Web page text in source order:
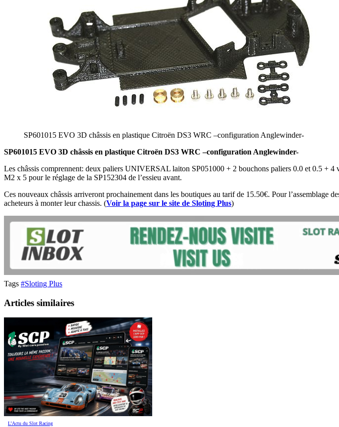
SP601015 EVO 3D châssis en plastique Citroën DS3 WRC –configuration Anglewinder-
SP601015 EVO 3D châssis en plastique Citroën DS3 WRC –configuration Anglewinder-
Les châssis comprennent: deux paliers UNIVERSAL laiton SP051000 + 2 bouchons paliers 0.0 et 0.5 +
M2 x 5 pour le réglage de la SP152304 de l’essieu avant.
Ces nouveaux châssis arriveront prochainement dans les boutiques au tarif de 15.50€. Pour l’assemblage
acheteurs à monter leur chassis. (Voir la page sur le site de Sloting Plus)
Tags #Sloting Plus
Articles similaires
L’Actu du Slot Racing